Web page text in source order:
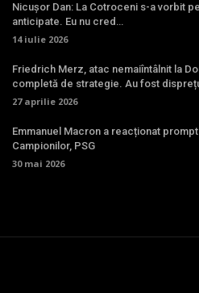
Nicușor Dan: La Cotroceni s-a vorbit
anticipate. Eu nu cred…
14 iulie 2026
Friedrich Merz, atac nemaiîntâlnit la
completă de strategie. Au fost
27 aprilie 2026
Emmanuel Macron a reacționat
Campionilor, PSG
30 mai 2026